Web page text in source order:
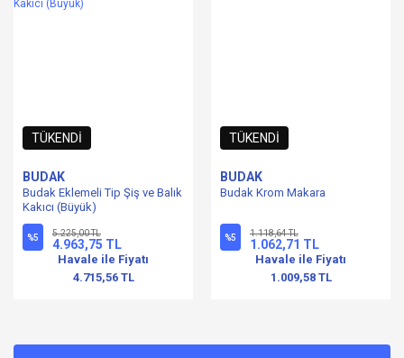
TÜKENDİ
BUDAK
Budak Eklemeli Tip Şiş ve Balık
Kakıcı (Büyük)
%5 5.225,00 TL
4.963,75 TL
Havale ile Fiyatı
4.715,56 TL
TÜKENDİ
BUDAK
Budak Krom Makara
%5 1.118,64 TL
1.062,71 TL
Havale ile Fiyatı
1.009,58 TL